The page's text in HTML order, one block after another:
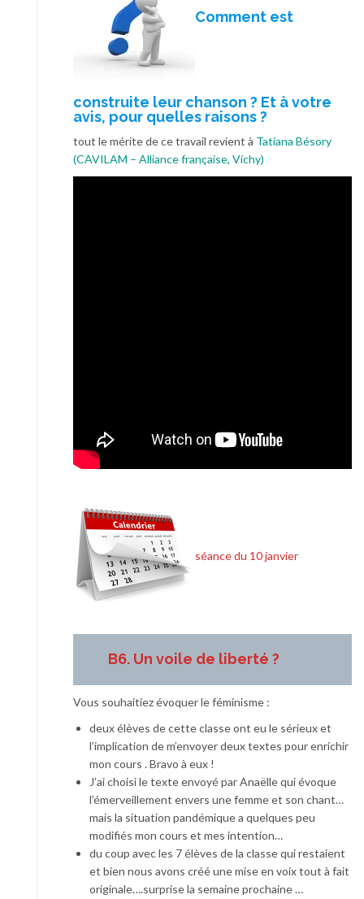
Comment est
construite leur chanson ? Et à votre
avis, pour quelles raisons ?
tout le mérite de ce travail revient à Tatiana Bésory
(CAVILAM – Alliance française, Vichy)
séance du 10 janvier
B6. Un voile de liberté ?
Vous souhaitiez évoquer le féminisme :
deux élèves de cette classe ont eu le sérieux et
l’implication de m’envoyer deux textes pour enrichir
mon cours . Bravo à eux !
J’ai choisi le texte envoyé par Anaëlle qui évoque
l’émerveillement envers une femme et son chant…
mais la situation pandémique a quelques peu
modifiés mon cours et mes intention…
du coup avec les 7 élèves de la classe qui restaient
et bien nous avons créé une mise en voix tout à fait
originale….surprise la semaine prochaine …